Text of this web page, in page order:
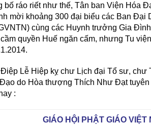
bố ráo riết như thế, Tân ban Viện Hóa
mời khoảng 300 đại biểu các Ban Đại
cùng các Huynh trưởng Gia
quyền Huế ngăn cấm, nhưng Tu
Lễ Hiệp kỵ chư Lịch đại Tổ sư, chư
do Hòa thượng Thích Như Đạt tuyên
:
GIÁO HỘI PHẬT GIÁO VIỆT